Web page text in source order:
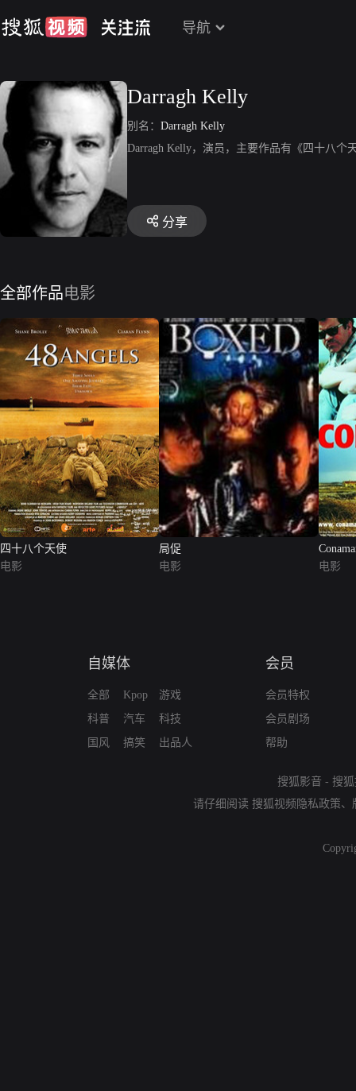
导航
Darragh Kelly
别名： Darragh Kelly
Darragh Kelly，演员，主要作品有《四十八个
分享
全部作品电影
四十八个天使
电影
局促
电影
电影
自媒体
全部
科普
国风
Kpop
汽车
搞笑
游戏
科技
出品人
会员
会员特权
会员剧场
帮助
搜狐影音 - 搜
请仔细阅读 搜狐视频隐私政策、